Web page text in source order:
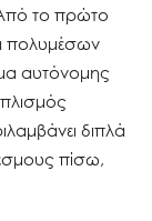
το πρώτο
πολυμέσων
αυτόνομης
διπλά
πίσω,